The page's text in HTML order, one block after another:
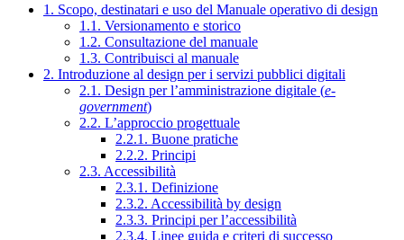
1. Scopo, destinatari e uso del Manuale operativo di design
1.1. Versionamento e storico
1.2. Consultazione del manuale
1.3. Contribuisci al manuale
2. Introduzione al design per i servizi pubblici digitali
2.1. Design per l’amministrazione digitale (e-
government)
2.2. L’approccio progettuale
2.2.1. Buone pratiche
2.2.2. Principi
2.3. Accessibilità
2.3.1. Definizione
2.3.2. Accessibilità by design
2.3.3. Principi per l’accessibilità
2.3.4. Linee guida e criteri di successo